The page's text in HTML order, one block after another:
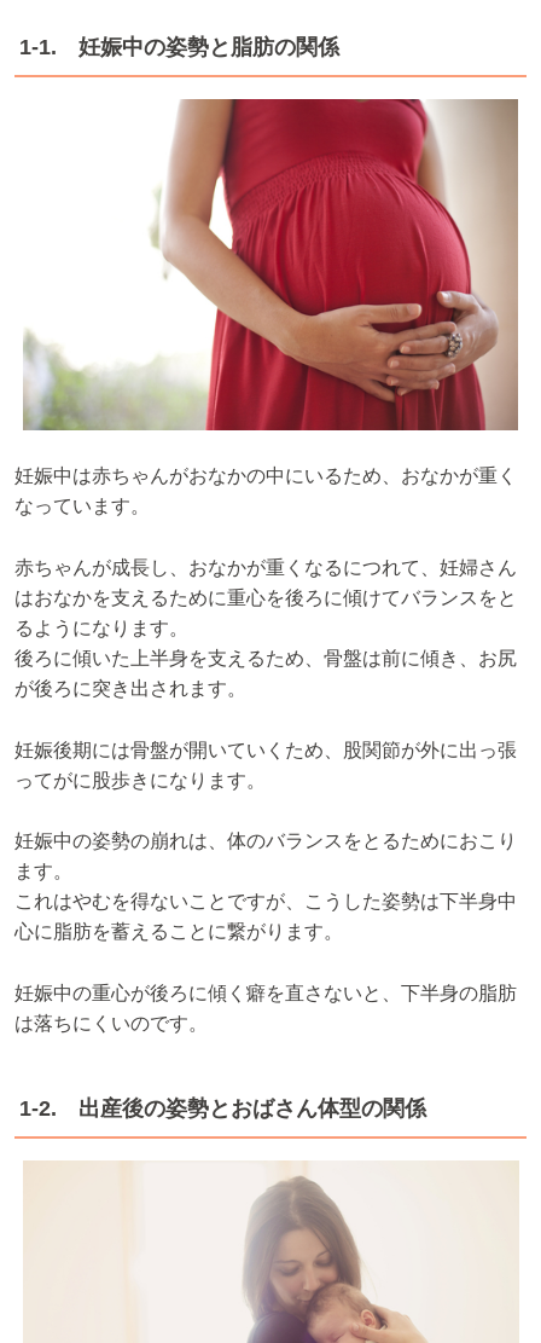
1-1. 妊娠中の姿勢と脂肪の関係
妊娠中は赤ちゃんがおなかの中にいるため、おなかが重く
なっています。
赤ちゃんが成長し、おなかが重くなるにつれて、妊婦さん
はおなかを支えるために重心を後ろに傾けてバランスをと
るようになります。
後ろに傾いた上半身を支えるため、骨盤は前に傾き、お尻
が後ろに突き出されます。
妊娠後期には骨盤が開いていくため、股関節が外に出っ張
ってがに股歩きになります。
妊娠中の姿勢の崩れは、体のバランスをとるためにおこり
ます。
これはやむを得ないことですが、こうした姿勢は下半身中
心に脂肪を蓄えることに繋がります。
妊娠中の重心が後ろに傾く癖を直さないと、下半身の脂肪
は落ちにくいのです。
1-2. 出産後の姿勢とおばさん体型の関係